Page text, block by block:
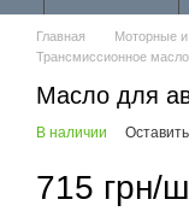
Главная Моторные
Трансмиссионное
Масло для
В наличии
715 грн/